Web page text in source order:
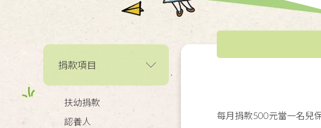
捐款項目
扶幼捐款
認養人
每月捐款500元當一名兒